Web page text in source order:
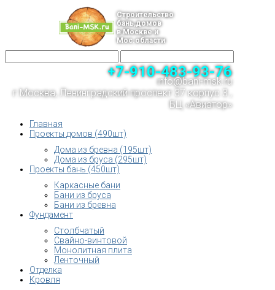
Строительство
бань,домов
в Москве и
Мос.области
+7-910-483-93-76
info@bani-msk.ru
г.Москва, Ленинградский проспект 37 корпус 3 ,
БЦ «Авиатор»
Главная
Проекты домов (490шт)
Дома из бревна (195шт)
Дома из бруса (295шт)
Проекты бань (450шт)
Каркасные бани
Бани из бруса
Бани из бревна
Фундамент
Столбчатый
Свайно-винтовой
Монолитная плита
Ленточный
Отделка
Кровля